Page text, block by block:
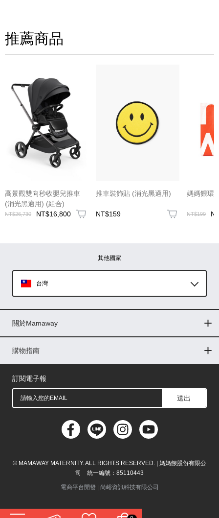
(圖片格式限jpg、jpeg)
推薦商品
高景觀雙向秒收嬰兒推車
(消光黑適用) (組合)
NT$26,730 NT$16,800
推車裝飾貼 (消光黑適用)
NT$159
媽媽餵環
NT$199
其他國家
台灣
印尼
馬來西亞
關於Mamaway
門市據點
最新消息
品牌故事
人力招募
媒體花絮
隱私權聲明
CSR企業社會責任
購物指南
購物常見問題
退換貨問題
儲值金使用條款
購買儲值金
發票問題
會員權益
線上留言
吸乳器-免費體驗
訂閱電子報
送出
© MAMAWAY MATERNITY. ALL RIGHTS RESERVED. | 媽媽餵股份有限公
司 統一編號：85110443
電商平台開發 | 尚峪資訊科技有限公司